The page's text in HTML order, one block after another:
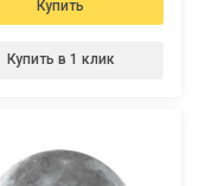
Купить
Купить в 1 клик